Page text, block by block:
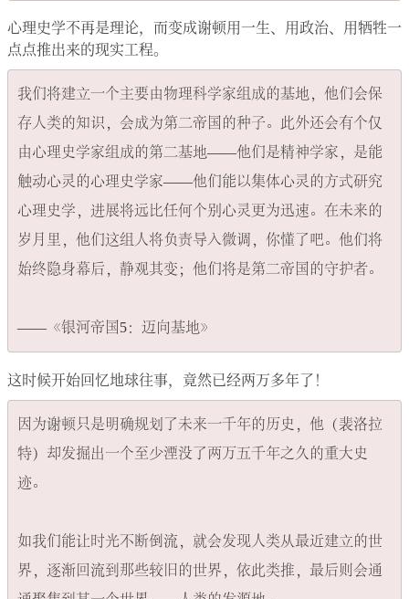
心理史学不再是理论，而变成谢顿用一生、用政治、用牺牲一
点点推出来的现实工程。
我们将建立一个主要由物理科学家组成的基地，他们会保
存人类的知识，会成为第二帝国的种子。此外还会有个仅
由心理史学家组成的第二基地——他们是精神学家，是能
触动心灵的心理史学家——他们能以集体心灵的方式研究
心理史学，进展将远比任何个别心灵更为迅速。在未来的
岁月里，他们这组人将负责导入微调，你懂了吧。他们将
始终隐身幕后，静观其变；他们将是第二帝国的守护者。
这时候开始回忆地球往事，竟然已经两万多年了！
因为谢顿只是明确规划了未来一千年的历史，他（裴洛拉
特）却发掘出一个至少湮没了两万五千年之久的重大史
迹。
如我们能让时光不断倒流，就会发现人类从最近建立的世
界，逐渐回流到那些较旧的世界，依此类推，最后则会通